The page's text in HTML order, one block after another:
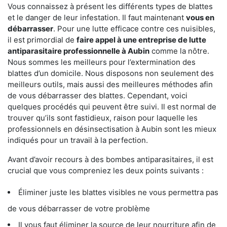
Vous connaissez à présent les différents types de blattes
et le danger de leur infestation. Il faut maintenant vous en
débarrasser. Pour une lutte efficace contre ces nuisibles,
il est primordial de faire appel à une entreprise de lutte
antiparasitaire professionnelle à Aubin comme la nôtre.
Nous sommes les meilleurs pour l’extermination des
blattes d’un domicile. Nous disposons non seulement des
meilleurs outils, mais aussi des meilleures méthodes afin
de vous débarrasser des blattes. Cependant, voici
quelques procédés qui peuvent être suivi. Il est normal de
trouver qu’ils sont fastidieux, raison pour laquelle les
professionnels en désinsectisation à Aubin sont les mieux
indiqués pour un travail à la perfection.
Avant d’avoir recours à des bombes antiparasitaires, il est
crucial que vous compreniez les deux points suivants :
Éliminer juste les blattes visibles ne vous permettra pas
de vous débarrasser de votre problème
Il vous faut éliminer la source de leur nourriture afin de